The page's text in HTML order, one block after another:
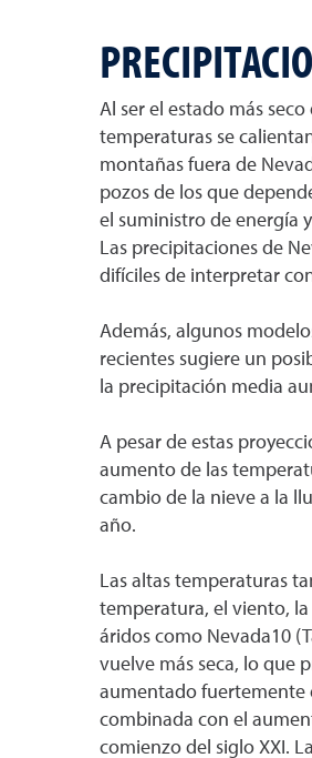
Al ser el estado más
temperaturas se
montañas fuera de
pozos de los que
el suministro de energía
Las precipitaciones de
difíciles de interpretar
Además, algunos
recientes sugiere un
la precipitación media
A pesar de estas
aumento de las
cambio de la nieve a la
año.
Las altas temperaturas
temperatura, el viento,
áridos como Nevada10
vuelve más seca, lo que
aumentado fuertemente
combinada con el
comienzo del siglo XXI.